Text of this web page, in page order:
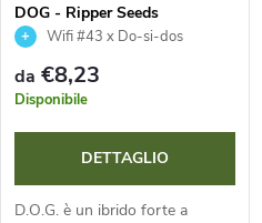
DOG - Ripper Seeds
Wifi #43 x Do-si-dos
da €8,23
Disponibile
DETTAGLIO
D.O.G. è un ibrido forte a